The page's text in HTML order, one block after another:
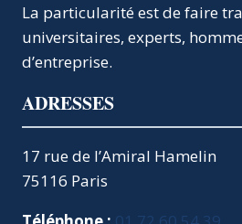
La particularité est de faire
universitaires, experts,
d’entreprise.
ADRESSES
17 rue de l’Amiral Hamelin
75116 Paris